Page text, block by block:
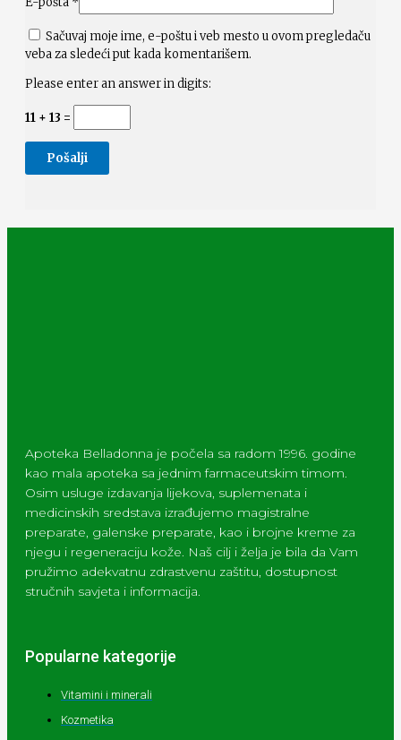
Sačuvaj moje ime, e-poštu i veb mesto u ovom pregledaču
veba za sledeći put kada komentarišem.
Please enter an answer in digits:
11 + 13 =
Apoteka Belladonna je počela sa radom 1996. godine
kao mala apoteka sa jednim farmaceutskim timom.
Osim usluge izdavanja lijekova, suplemenata i
medicinskih sredstava izrađujemo magistralne
preparate, galenske preparate, kao i brojne kreme za
njegu i regeneraciju kože. Naš cilj i želja je bila da Vam
pružimo adekvatnu zdrastvenu zaštitu, dostupnost
stručnih savjeta i informacija.
Popularne kategorije
Vitamini i minerali
Kozmetika